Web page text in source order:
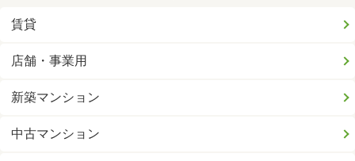
賃貸
店舗・事業用
新築マンション
中古マンション